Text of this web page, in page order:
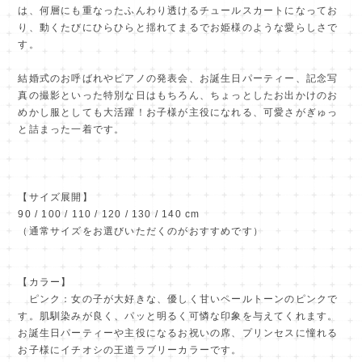
は、何層にも重なったふんわり透けるチュールスカートになってお
り、動くたびにひらひらと揺れてまるでお姫様のような愛らしさで
す。
結婚式のお呼ばれやピアノの発表会、お誕生日パーティー、記念写
真の撮影といった特別な日はもちろん、ちょっとしたお出かけのお
めかし服としても大活躍！お子様が主役になれる、可愛さがぎゅっ
と詰まった一着です。
【サイズ展開】
90 / 100 / 110 / 120 / 130 / 140 cm
（通常サイズをお選びいただくのがおすすめです）
【カラー】
ピンク：女の子が大好きな、優しく甘いペールトーンのピンクで
す。肌馴染みが良く、パッと明るく可憐な印象を与えてくれます。
お誕生日パーティーや主役になるお祝いの席、プリンセスに憧れる
お子様にイチオシの王道ラブリーカラーです。